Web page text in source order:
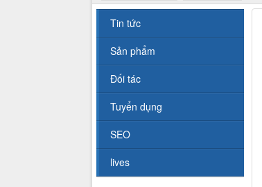
Tin tức
Sản phẩm
Đối tác
Tuyển dụng
SEO
lives